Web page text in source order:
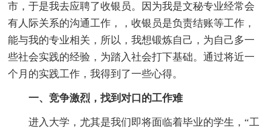
市，于是我去应聘了收银员。因为我是文秘专业经常会
有人际关系的沟通工作，，收银员是负责结账等工作，
能与我的专业相关，所以，我想锻炼自己，为自己多一
些社会实践的经验，为踏入社会打下基础。通过将近一
个月的实践工作，我得到了一些心得。
一、竞争激烈，找到对口的工作难
进入大学，尤其是我们即将面临着毕业的学生，“工